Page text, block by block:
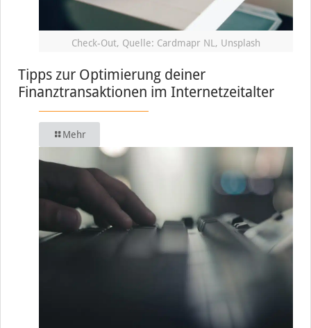
Check-Out, Quelle: Cardmapr NL, Unsplash
Tipps zur Optimierung deiner
Finanztransaktionen im Internetzeitalter
Mehr